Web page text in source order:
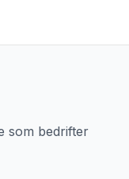
som bedrifter